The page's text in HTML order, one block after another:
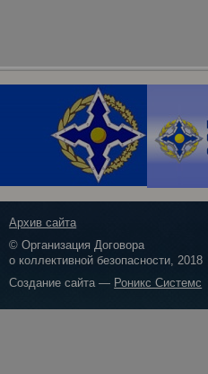
Архив сайта
© Организация Договора
о коллективной безопасности, 2018
Создание сайта — Роникс Системс